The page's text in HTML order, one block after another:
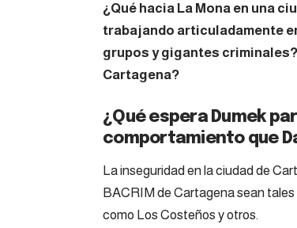
¿Qué hacia La Mona en una
trabajando articuladamente
grupos y gigantes
Cartagena?
¿Qué espera Dumek
comportamiento que
La inseguridad en la ciudad de
BACRIM de Cartagena sean
como Los Costeños y otros.